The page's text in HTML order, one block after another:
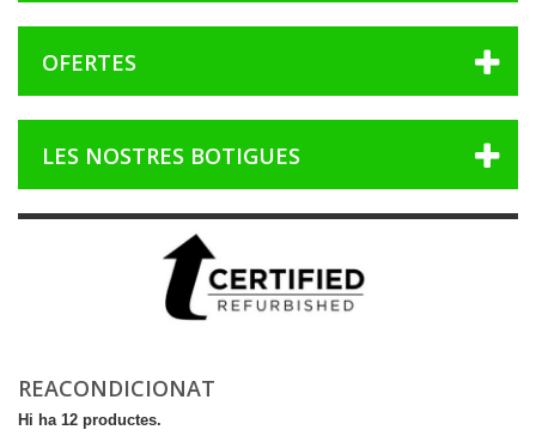
OFERTES
LES NOSTRES BOTIGUES
REACONDICIONAT
Hi ha 12 productes.